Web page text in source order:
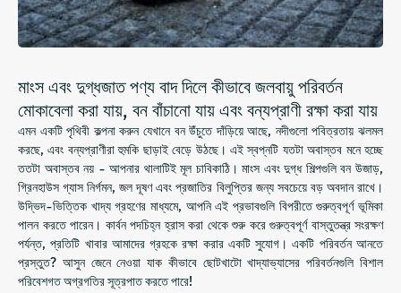
মাংস এবং দুগ্ধজাত পণ্য বাদ দিলে কীভাবে জলবায়ু পরিবর্তন
মোকাবেলা করা যায়, বন বাঁচানো যায় এবং বন্যপ্রাণী রক্ষা করা যায়
এমন একটি পৃথিবী কল্পনা করুন যেখানে বন উঁচুতে দাঁড়িয়ে আছে, নদীগুলো পবিত্রতায় ঝলমল
করছে, এবং বন্যপ্রাণীরা হুমকি ছাড়াই বেড়ে উঠছে। এই স্বপ্নটি যতটা অবাস্তব মনে হচ্ছে
ততটা অবাস্তব নয় - আপনার থালাটিই মূল চাবিকাঠি। মাংস এবং দুগ্ধ শিল্পগুলি বন উজাড়,
গ্রিনহাউস গ্যাস নির্গমন, জল দূষণ এবং প্রজাতির বিলুপ্তির জন্য সবচেয়ে বড় অবদান রাখে।
উদ্ভিদ-ভিত্তিক খাদ্য গ্রহণের মাধ্যমে, আপনি এই প্রভাবগুলি বিপরীতে গুরুত্বপূর্ণ ভূমিকা
পালন করতে পারেন। কার্বন পদচিহ্ন হ্রাস করা থেকে শুরু করে গুরুত্বপূর্ণ বাস্তুতন্ত্র সংরক্ষণ
পর্যন্ত, প্রতিটি খাবার আমাদের গ্রহকে রক্ষা করার একটি সুযোগ। একটি পরিবর্তন আনতে
প্রস্তুত? আসুন জেনে নেওয়া যাক কীভাবে ছোটখাটো খাদ্যাভ্যাসের পরিবর্তনগুলি বিশাল
পরিবেশগত অগ্রগতির সূত্রপাত করতে পারে!